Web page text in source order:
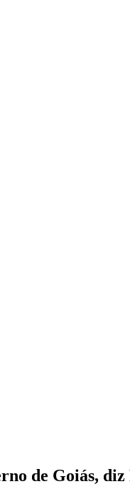
de Goiás, diz